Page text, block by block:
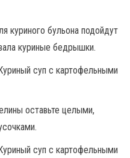
куриного бульона подойдут
куриные бедрышки.
оставьте целыми,